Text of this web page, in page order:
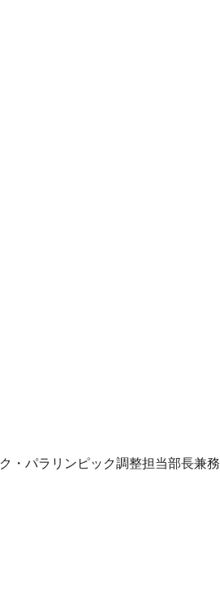
・パラリンピック調整担当部長兼務